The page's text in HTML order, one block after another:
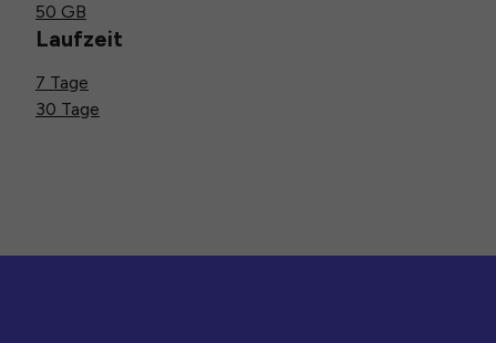
50 GB
Laufzeit
7 Tage
30 Tage